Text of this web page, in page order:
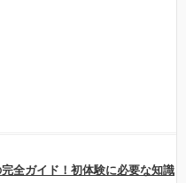
全ガイド！初体験に必要な知識